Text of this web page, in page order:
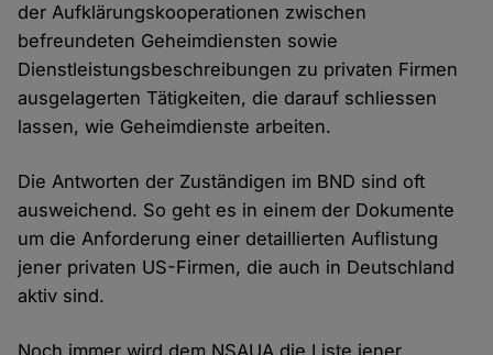
der Aufklärungskooperationen zwischen
befreundeten Geheimdiensten sowie
Dienstleistungsbeschreibungen zu privaten Firmen
ausgelagerten Tätigkeiten, die darauf schliessen
lassen, wie Geheimdienste arbeiten.
Die Antworten der Zuständigen im BND sind oft
ausweichend. So geht es in einem der Dokumente
um die Anforderung einer detaillierten Auflistung
jener privaten US-Firmen, die auch in Deutschland
aktiv sind.